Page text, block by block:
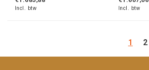
Incl. btw Incl. btw
1 2